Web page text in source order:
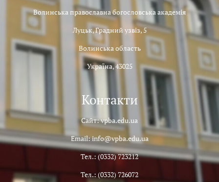
Волинська православна богословська академія
Луцьк, Градний узвіз, 5
Волинська область
Україна, 43025
Контакти
Сайт: vpba.edu.ua
Email: info@vpba.edu.ua
Тел.: (0332) 723212
Тел.: (0332) 726072